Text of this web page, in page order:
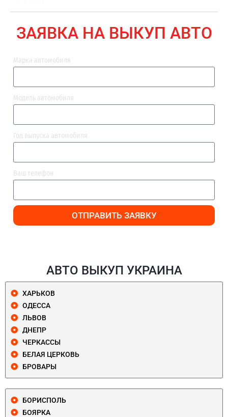
ЗАЯВКА НА ВЫКУП АВТО
Марка автомобиля
Модель автомобиля
Год выпуска автомобиля
Ваш телефон
ОТПРАВИТЬ ЗАЯВКУ
АВТО ВЫКУП УКРАИНА
ХАРЬКОВ
ОДЕССА
ЛЬВОВ
ДНЕПР
ЧЕРКАССЫ
БЕЛАЯ ЦЕРКОВЬ
БРОВАРЫ
БОРИСПОЛЬ
БОЯРКА